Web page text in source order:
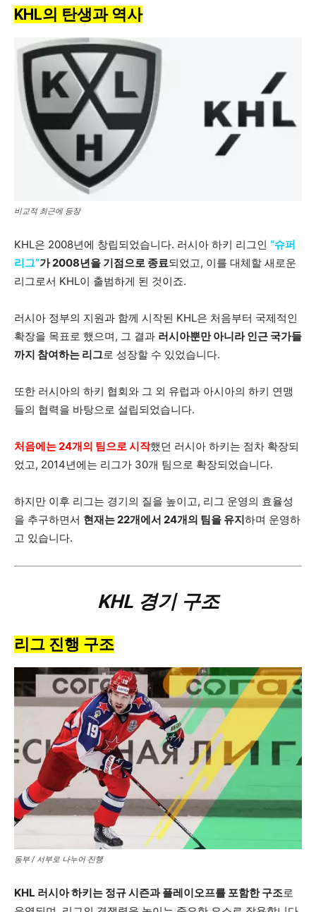
KHL의 탄생과 역사
비교적 최근에 등장
KHL은 2008년에 창립되었습니다. 러시아 하키 리그인 “슈퍼
리그”가 2008년을 기점으로 종료되었고, 이를 대체할 새로운
리그로서 KHL이 출범하게 된 것이죠.
러시아 정부의 지원과 함께 시작된 KHL은 처음부터 국제적인
확장을 목표로 했으며, 그 결과 러시아뿐만 아니라 인근 국가들
까지 참여하는 리그로 성장할 수 있었습니다.
또한 러시아의 하키 협회와 그 외 유럽과 아시아의 하키 연맹
들의 협력을 바탕으로 설립되었습니다.
처음에는 24개의 팀으로 시작했던 러시아 하키는 점차 확장되
었고, 2014년에는 리그가 30개 팀으로 확장되었습니다.
하지만 이후 리그는 경기의 질을 높이고, 리그 운영의 효율성
을 추구하면서 현재는 22개에서 24개의 팀을 유지하며 운영하
고 있습니다.
KHL 경기 구조
리그 진행 구조
동부 / 서부로 나누어 진행
KHL 러시아 하키는 정규 시즌과 플레이오프를 포함한 구조로